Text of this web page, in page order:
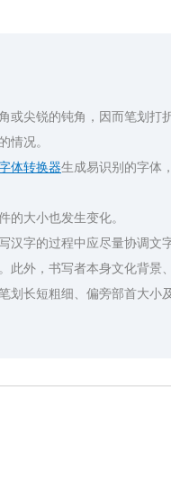
尖锐的钝角，因而笔划打
情况。
体转换器生成易识别的字体
的大小也发生变化。
字的过程中应尽量协调文
此外，书写者本身文化背景
划长短粗细、偏旁部首大小